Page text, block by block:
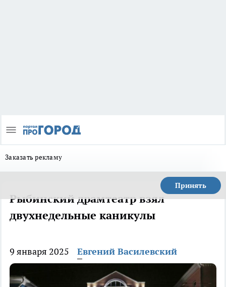
Заказать рекламу
Принять
Рыбинский драмтеатр взял
двухнедельные каникулы
9 января 2025 Евгений Василевский